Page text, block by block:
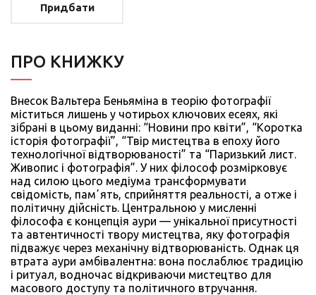
Придбати
ПРО КНИЖКУ
Внесок Вальтера Беньяміна в теорію фотографії
міститься лишень у чотирьох ключових есеях, які
зібрані в цьому виданні: “Новини про квіти”, “Коротка
історія фотографії”, “Твір мистецтва в епоху його
технологічної відтворюваності” та “Паризький лист.
Живопис і фотографія”. У них філософ розмірковує
над силою цього медіума трансформувати
свідомість, памʼять, сприйняття реальності, а отже і
політичну дійсність. Центральною у мисленні
філософа є концепція аури — унікальної присутності
та автентичності твору мистецтва, яку фотографія
підважує через механічну відтворюваність. Однак ця
втрата аури амбівалентна: вона послаблює традицію
і ритуал, водночас відкриваючи мистецтво для
масового доступу та політичного втручання.